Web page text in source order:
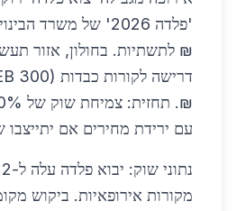
₪ לתשתיות. בחולון, אזור
עם ירידת מחירים אם יתייצבו
מקורות אירופאיות. ביקוש